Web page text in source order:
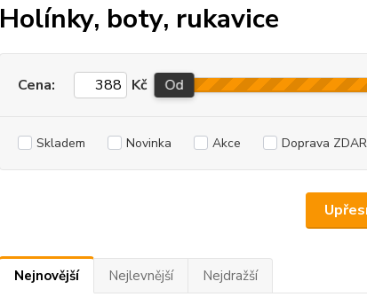
Holínky, boty, rukavice
Cena: Kč Od
Skladem Novinka Akce Doprava
Nejnovější Nejlevnější Nejdražší